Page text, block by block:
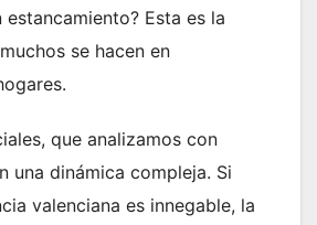
estancamiento? Esta es la
se hacen en
que analizamos con
una dinámica compleja. Si
valenciana es innegable, la